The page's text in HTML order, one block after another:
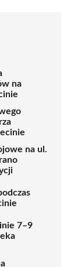
na
na ul.
7–9